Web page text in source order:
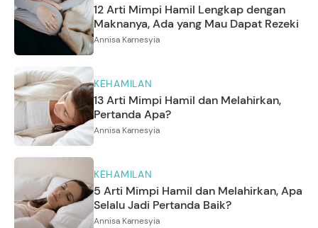
12 Arti Mimpi Hamil Lengkap dengan
Maknanya, Ada yang Mau Dapat Rezeki
Annisa Karnesyia
KEHAMILAN
13 Arti Mimpi Hamil dan Melahirkan,
Pertanda Apa?
Annisa Karnesyia
KEHAMILAN
5 Arti Mimpi Hamil dan Melahirkan, Apa
Selalu Jadi Pertanda Baik?
Annisa Karnesyia